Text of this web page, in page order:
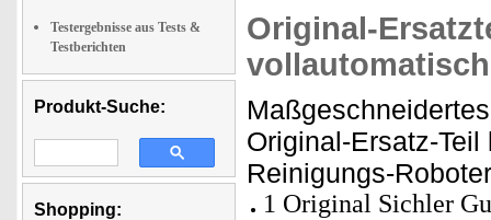
Testergebnisse aus Tests &
Testberichten
Produkt-Suche:
Shopping:
Original-
Original-Ersatz-
Reinigungs-
1 Original Sichler